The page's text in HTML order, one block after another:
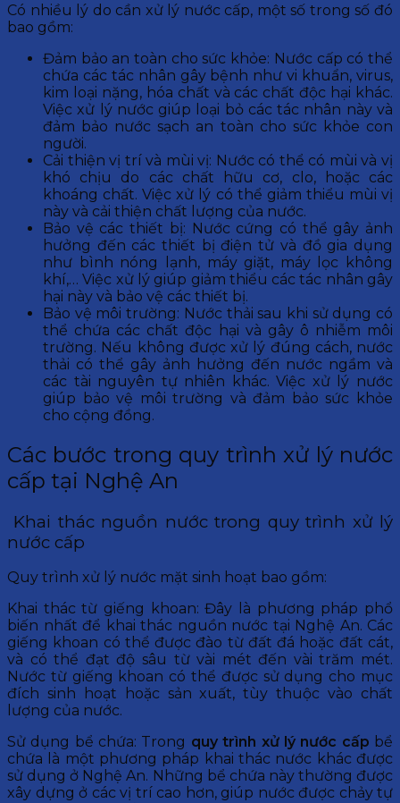
Có nhiều lý do cần xử lý nước cấp, một số trong số đó
bao gồm:
Đảm bảo an toàn cho sức khỏe: Nước cấp có thể
chứa các tác nhân gây bệnh như vi khuẩn, virus,
kim loại nặng, hóa chất và các chất độc hại khác.
Việc xử lý nước giúp loại bỏ các tác nhân này và
đảm bảo nước sạch an toàn cho sức khỏe con
người.
Cải thiện vị trí và mùi vị: Nước có thể có mùi và vị
khó chịu do các chất hữu cơ, clo, hoặc các
khoáng chất. Việc xử lý có thể giảm thiểu mùi vị
này và cải thiện chất lượng của nước.
Bảo vệ các thiết bị: Nước cứng có thể gây ảnh
hưởng đến các thiết bị điện tử và đồ gia dụng
như bình nóng lạnh, máy giặt, máy lọc không
khí,… Việc xử lý giúp giảm thiểu các tác nhân gây
hại này và bảo vệ các thiết bị.
Bảo vệ môi trường: Nước thải sau khi sử dụng có
thể chứa các chất độc hại và gây ô nhiễm môi
trường. Nếu không được xử lý đúng cách, nước
thải có thể gây ảnh hưởng đến nước ngầm và
các tài nguyên tự nhiên khác. Việc xử lý nước
giúp bảo vệ môi trường và đảm bảo sức khỏe
cho cộng đồng.
Các bước trong quy trình xử lý nước
cấp tại Nghệ An
Khai thác nguồn nước trong quy trình xử lý
nước cấp
Quy trình xử lý nước mặt sinh hoạt bao gồm:
Khai thác từ giếng khoan: Đây là phương pháp phổ
biến nhất để khai thác nguồn nước tại Nghệ An. Các
giếng khoan có thể được đào từ đất đá hoặc đất cát,
và có thể đạt độ sâu từ vài mét đến vài trăm mét.
Nước từ giếng khoan có thể được sử dụng cho mục
đích sinh hoạt hoặc sản xuất, tùy thuộc vào chất
lượng của nước.
Sử dụng bể chứa: Trong quy trình xử lý nước cấp bể
chứa là một phương pháp khai thác nước khác được
sử dụng ở Nghệ An. Những bể chứa này thường được
xây dựng ở các vị trí cao hơn, giúp nước được chảy tự